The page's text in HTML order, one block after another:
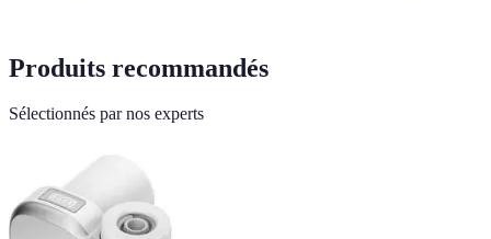
Produits recommandés
Sélectionnés par nos experts